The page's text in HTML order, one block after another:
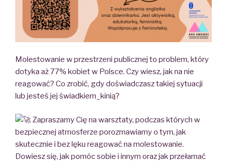
Molestowanie w przestrzeni publicznej to problem, który
dotyka aż 77% kobiet w Polsce. Czy wiesz, jak na nie
reagować? Co zrobić, gdy doświadczasz takiej sytuacji
lub jesteś jej świadkiem_kinią?
Zapraszamy Cię na warsztaty, podczas których w
bezpiecznej atmosferze porozmawiamy o tym, jak
skutecznie i bez lęku reagować na molestowanie.
Dowiesz się, jak pomóc sobie i innym oraz jak przełamać